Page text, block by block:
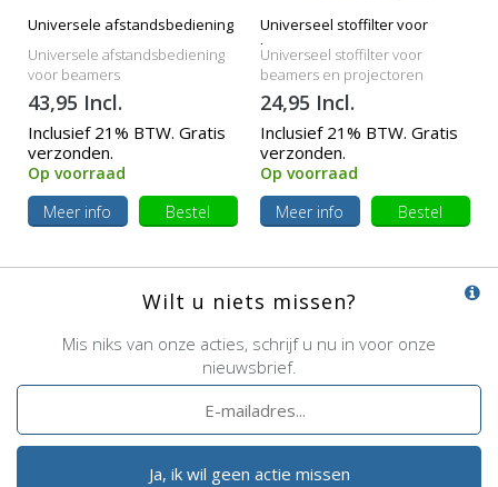
Universele afstandsbediening
Universele afstandsbediening
voor beamers
43,95 Incl.
Inclusief 21% BTW. Gratis
verzonden.
Op voorraad
Meer info
Bestel
Universeel stoffilter voor
beamers
Universeel stoffilter voor
beamers en projectoren
24,95 Incl.
Inclusief 21% BTW. Gratis
verzonden.
Op voorraad
Meer info
Bestel
Wilt u niets missen?
Mis niks van onze acties, schrijf u nu in voor onze
nieuwsbrief.
Ja, ik wil geen actie missen